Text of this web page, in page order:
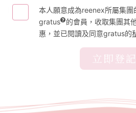
本人願意成為reenex所屬集團
gratus
的會員，收取集團其
惠，並已閱讀及同意gratus的
立即登記